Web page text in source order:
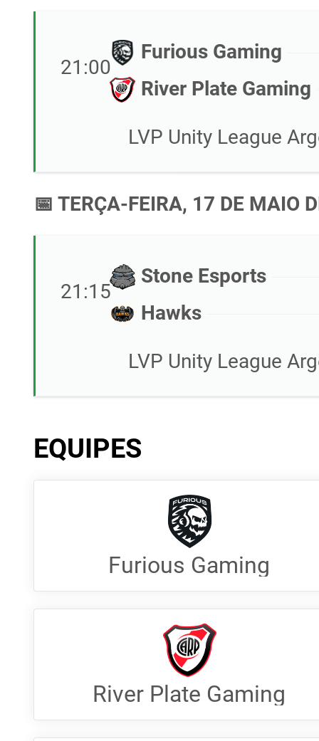
21:00
Furious Gaming
River Plate Gaming
LVP Unity League
📅 TERÇA-FEIRA, 17 DE MAIO
21:15
Stone Esports
Hawks
LVP Unity League
EQUIPES
Furious Gaming
River Plate Gaming